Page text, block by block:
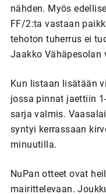
nähden. Myös
FF/2:ta vastaan
tehoton tuherrus ei
Jaakko Vähäpesolan
Kun listaan lisätään
jossa pinnat jaettiin
sarja valmis.
syntyi kerrassaan
minuutilla.
NuPan otteet ovat
mairittelevaan.